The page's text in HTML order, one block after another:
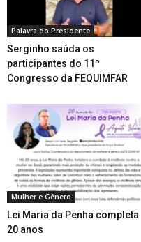
Palavra do Presidente
Serginho saúda os
participantes do 11º
Congresso da FEQUIMFAR
Mulher e Gênero
Lei Maria da Penha completa
20 anos